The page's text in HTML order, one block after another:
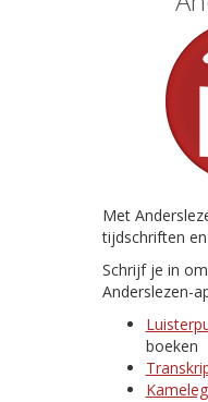
Met
tijdschriften
Schrijf je in
Anderslezen-
boeken